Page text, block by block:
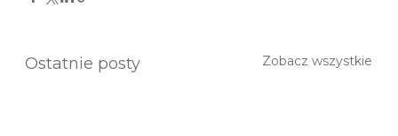
Ostatnie posty Zobacz wszystkie